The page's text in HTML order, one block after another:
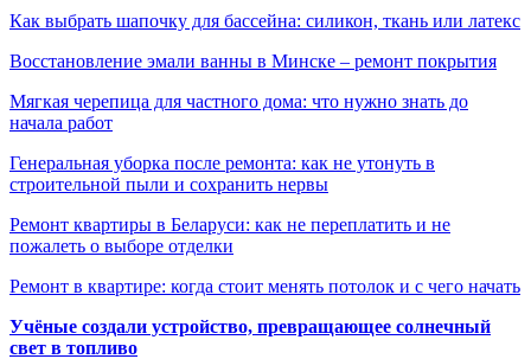
Как выбрать шапочку для бассейна: силикон, ткань или латекс
Восстановление эмали ванны в Минске – ремонт покрытия
Мягкая черепица для частного дома: что нужно знать до
начала работ
Генеральная уборка после ремонта: как не утонуть в
строительной пыли и сохранить нервы
Ремонт квартиры в Беларуси: как не переплатить и не
пожалеть о выборе отделки
Ремонт в квартире: когда стоит менять потолок и с чего начать
Учёные создали устройство, превращающее солнечный
свет в топливо